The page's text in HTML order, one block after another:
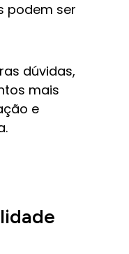
podem ser
dúvidas,
mais
e